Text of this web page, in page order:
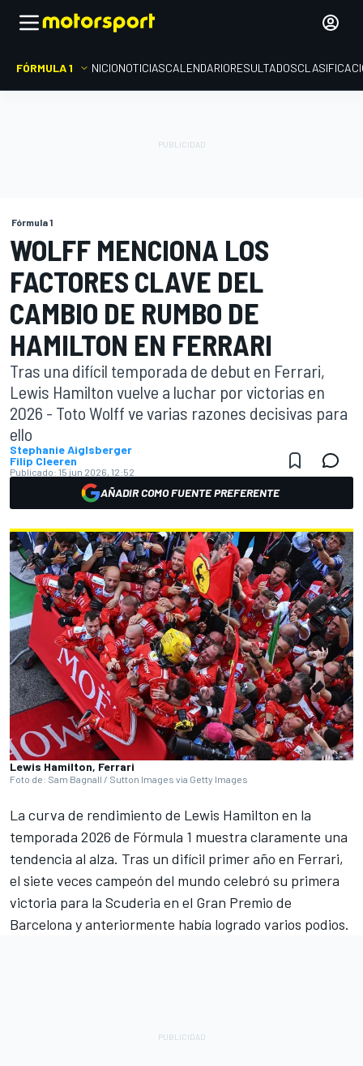
FÓRMULA 1 INICIONOTICIASCALENDARIORESULTADOS
Fórmula 1
WOLFF MENCIONA LOS
FACTORES CLAVE DEL
CAMBIO DE RUMBO DE
HAMILTON EN FERRARI
Tras una difícil temporada de debut en Ferrari,
Lewis Hamilton vuelve a luchar por victorias en
2026 - Toto Wolff ve varias razones decisivas para
ello
Stephanie Aiglsberger
Filip Cleeren
Publicado: 15 jun 2026, 12:52
AÑADIR COMO FUENTE PREFERENTE
Lewis Hamilton, Ferrari
Foto de: Sam Bagnall / Sutton Images via Getty Images
La curva de rendimiento de Lewis Hamilton en la
temporada 2026 de Fórmula 1 muestra claramente una
tendencia al alza. Tras un difícil primer año en Ferrari,
el siete veces campeón del mundo celebró su primera
victoria para la Scuderia en el Gran Premio de
Barcelona y anteriormente había logrado varios podios.